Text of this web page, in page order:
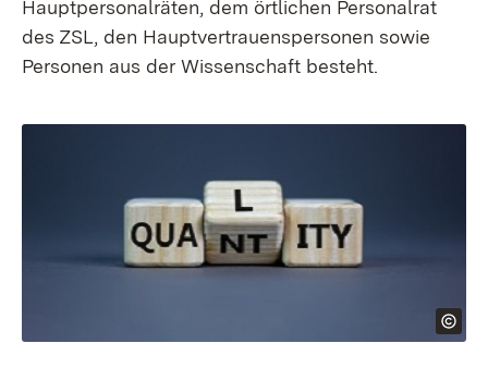
Hauptpersonalräten, dem örtlichen Personalrat
des ZSL, den Hauptvertrauenspersonen sowie
Personen aus der Wissenschaft besteht.